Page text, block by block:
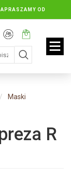
OD
8.30 DO 13.00
Moje
konto
Twój
koszyk:
jest
pusty
Maski
R